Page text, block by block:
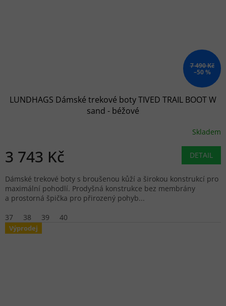
7 490 Kč
–50 %
LUNDHAGS Dámské trekové boty TIVED TRAIL BOOT W
sand - béžové
Skladem
3 743 Kč DETAIL
Dámské trekové boty s broušenou kůží a širokou konstrukcí pro
maximální pohodlí. Prodyšná konstrukce bez membrány
a prostorná špička pro přirozený pohyb...
37
38 39 40
Výprodej